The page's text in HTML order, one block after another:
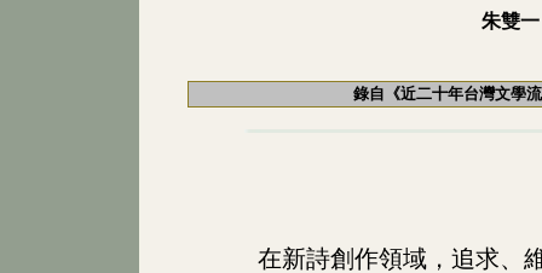
朱雙一
錄自《近二十年台灣文學
在新詩創作領域，追求、